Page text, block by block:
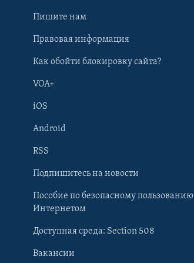
Learning English
Пишите нам
Правовая информация
Как обойти блокировку сайта?
VOA+
iOS
Android
RSS
Подпишитесь на новости
Пособие по безопасному пользованию
Интернетом
Доступная среда: Section 508
Вакансии